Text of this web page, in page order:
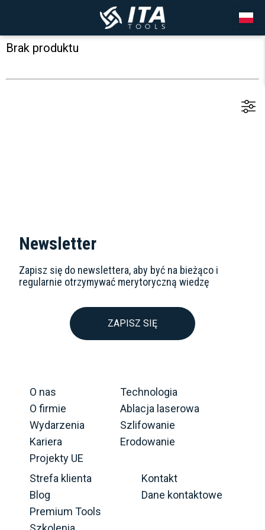
Brak produktu
Newsletter
Zapisz się do newslettera, aby być na bieżąco i
regularnie otrzymywać merytoryczną wiedzę
ZAPISZ SIĘ
O nas
O firmie
Wydarzenia
Kariera
Projekty UE
Technologia
Ablacja laserowa
Szlifowanie
Erodowanie
Strefa klienta
Blog
Premium Tools
Kontakt
Dane kontaktowe